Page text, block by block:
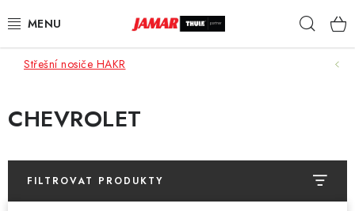
na
STŘEŠNÍ NOSIČE
NOSIČE KOL
Střešní nosiče HAKR
CHEVROLET
FILTROVAT PRODUKTY